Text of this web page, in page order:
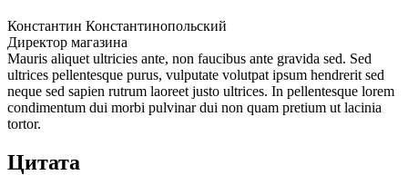
Константин Константинопольский
Директор магазина
Mauris aliquet ultricies ante, non faucibus ante gravida sed. Sed
ultrices pellentesque purus, vulputate volutpat ipsum hendrerit sed
neque sed sapien rutrum laoreet justo ultrices. In pellentesque lorem
condimentum dui morbi pulvinar dui non quam pretium ut lacinia
tortor.
Цитата